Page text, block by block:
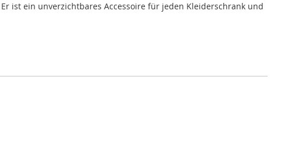
ist ein unverzichtbares Accessoire für jeden Kleiderschrank und